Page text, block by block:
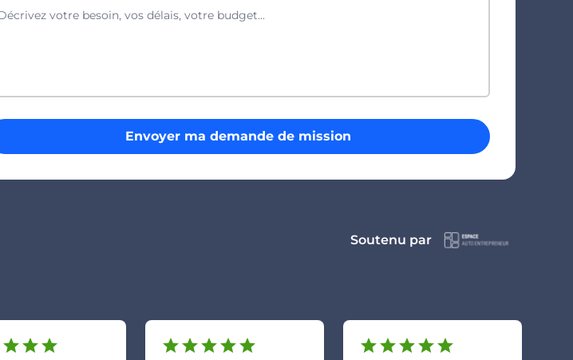
Envoyer ma demande de mission
Soutenu par
starstarstar starstarstarstarstar starstarstarstarstar